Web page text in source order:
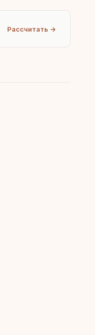
Рассчитать →